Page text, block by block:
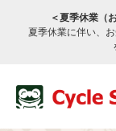
＜夏季休業（
夏季休業に伴い、